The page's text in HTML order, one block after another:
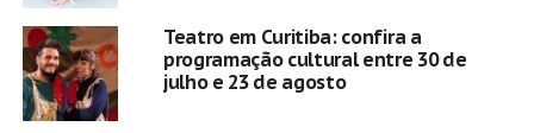
Teatro em Curitiba: confira a
programação cultural entre 30 de
julho e 23 de agosto